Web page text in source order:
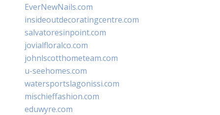
EverNewNails.com
insideoutdecoratingcentre.com
salvatoresinpoint.com
jovialfloralco.com
johnlscotthometeam.com
u-seehomes.com
watersportslagonissi.com
mischieffashion.com
eduwyre.com